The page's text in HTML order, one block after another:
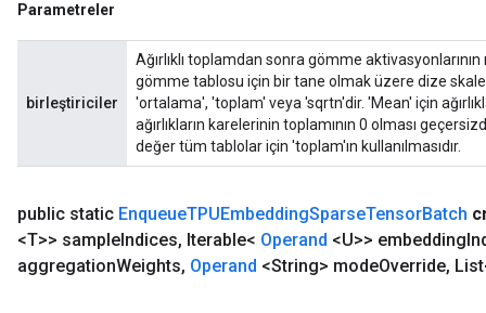
Parametreler
birleştiriciler
Ağırlıklı toplamdan sonra gömme
gömme tablosu için bir tane olmak üzere dize
'ortalama', 'toplam' veya 'sqrtn'dir. 'Mean' için
ağırlıkların karelerinin toplamının 0 olması
değer tüm tablolar için 'toplam'ın kullanılmasıdır.
public static EnqueueTPUEmbeddingSparseTensorBatch
<T>> sampleIndices, Iterable< Operand <U>> embedding
aggregationWeights, Operand <String> modeOverride,